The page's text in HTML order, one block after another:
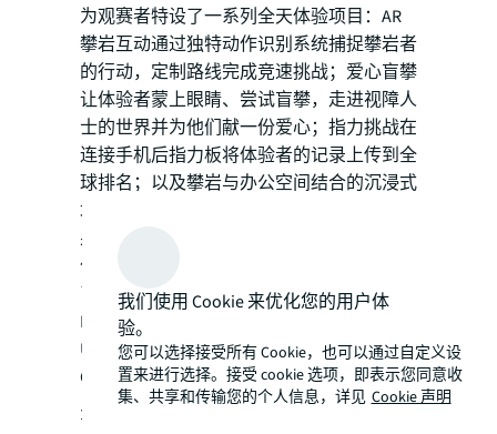
为观赛者特设了一系列全天体验项目：AR
攀岩互动通过独特动作识别系统捕捉攀岩者
的行动，定制路线完成竞速挑战；爱心盲攀
让体验者蒙上眼睛、尝试盲攀，走进视障人
士的世界并为他们献一份爱心；指力挑战在
连接手机后指力板将体验者的记录上传到全
球排名；以及攀岩与办公空间结合的沉浸式
场景让体验者通过简单攀爬轻松拍出3D效
果照片。
值得一提的是，攀岩挑战赛上海站活动得到
了众多品牌的大力支持，他们包括The
North Face、Big 3 Media、美时Lamex 、
UHAVEFUN、Spacecycle、Climbing style、
Goodbar、E9、Via Stelle等。
关于仲量联行​
我们使用 Cookie 来优化您的用户体
验。
您可以选择接受所有 Cookie，也可以通过自定义设
置来进行选择。接受 cookie 选项，即表示您同意收
集、共享和传输您的个人信息，详见 Cookie 声明